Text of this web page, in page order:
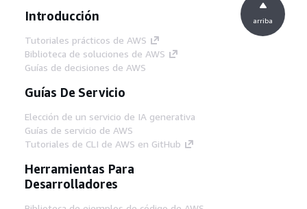
Introducción
Tutoriales prácticos de AWS
Biblioteca de soluciones de AWS
Guías de decisiones de AWS
Guías De Servicio
Elección de un servicio de IA generativa
Guías de servicio de AWS
Tutoriales de CLI de AWS en GitHub
Herramientas Para
Desarrolladores
arriba